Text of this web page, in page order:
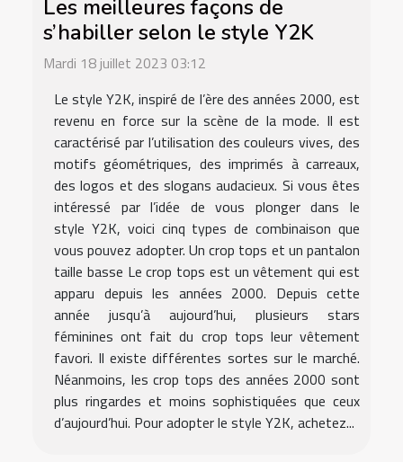
Les meilleures façons de
s’habiller selon le style Y2K
Mardi 18 juillet 2023 03:12
Le style Y2K, inspiré de l’ère des années 2000, est
revenu en force sur la scène de la mode. Il est
caractérisé par l’utilisation des couleurs vives, des
motifs géométriques, des imprimés à carreaux,
des logos et des slogans audacieux. Si vous êtes
intéressé par l’idée de vous plonger dans le
style Y2K, voici cinq types de combinaison que
vous pouvez adopter. Un crop tops et un pantalon
taille basse Le crop tops est un vêtement qui est
apparu depuis les années 2000. Depuis cette
année jusqu’à aujourd’hui, plusieurs stars
féminines ont fait du crop tops leur vêtement
favori. Il existe différentes sortes sur le marché.
Néanmoins, les crop tops des années 2000 sont
plus ringardes et moins sophistiquées que ceux
d’aujourd’hui. Pour adopter le style Y2K, achetez...